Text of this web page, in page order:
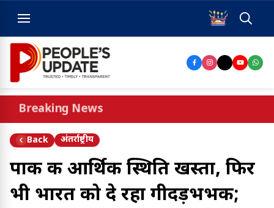
Breaking News
Back अंतर्राष्ट्रीय
पाक की आर्थिक स्थिति खस्ता, फिर
भी भारत को दे रहा गीदड़भभकी;